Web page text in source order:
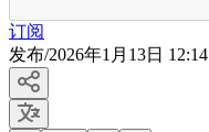
订阅
发布/2026年1月13日 12:14